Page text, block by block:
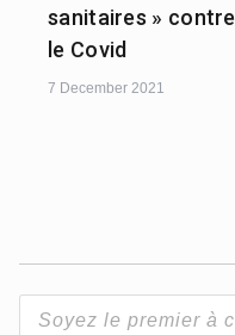
sanitaires » contre
le Covid
7 December 2021